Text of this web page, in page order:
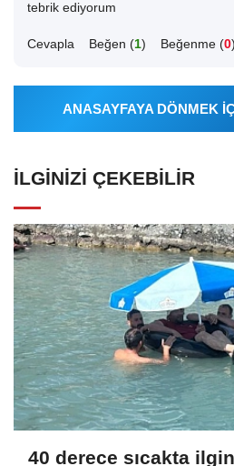
tebrik ediyorum
Cevapla Beğen (1) Beğenme (0)
ANASAYFAYA DÖNMEK
İLGINIZI ÇEKEBILIR
40 derece sıcakta